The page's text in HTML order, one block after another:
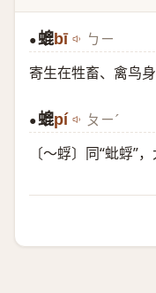
●螕bī ㄅㄧ
寄生在牲畜、禽鸟身
●螕pí ㄆㄧˊ
〔～蜉〕同“蚍蜉”，